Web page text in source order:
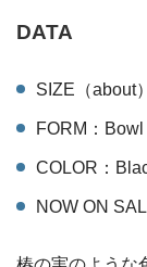
DATA
SIZE（about
FORM：Bowl
COLOR：
NOW ON